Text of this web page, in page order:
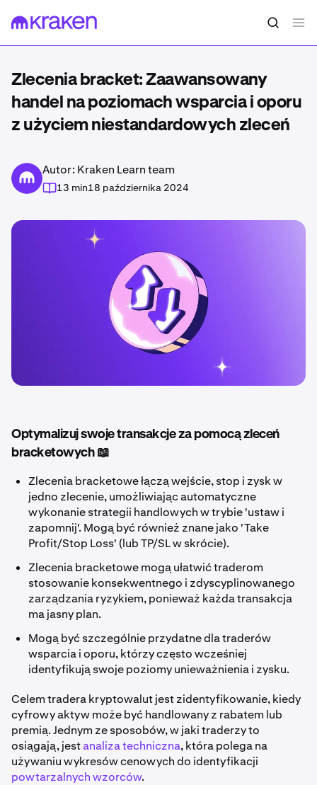
Zlecenia bracket: Zaawansowany
handel na poziomach wsparcia i oporu
z użyciem niestandardowych zleceń
Autor: Kraken Learn team
13 min18 października 2024
Optymalizuj swoje transakcje za pomocą zleceń
bracketowych 📖
Zlecenia bracketowe łączą wejście, stop i zysk w
jedno zlecenie, umożliwiając automatyczne
wykonanie strategii handlowych w trybie 'ustaw i
zapomnij'. Mogą być również znane jako 'Take
Profit/Stop Loss' (lub TP/SL w skrócie).
Zlecenia bracketowe mogą ułatwić traderom
stosowanie konsekwentnego i zdyscyplinowanego
zarządzania ryzykiem, ponieważ każda transakcja
ma jasny plan.
Mogą być szczególnie przydatne dla traderów
wsparcia i oporu, którzy często wcześniej
identyfikują swoje poziomy unieważnienia i zysku.
Celem tradera kryptowalut jest zidentyfikowanie, kiedy
cyfrowy aktyw może być handlowany z rabatem lub
premią. Jednym ze sposobów, w jaki traderzy to
osiągają, jestanaliza techniczna, która polega na
używaniu wykresów cenowych do identyfikacji
powtarzalnych wzorców.